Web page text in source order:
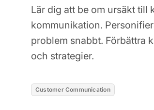
Lär dig att be om ursäkt till
kommunikation.
problem snabbt. Förbättra
och strategier.
Customer Communication